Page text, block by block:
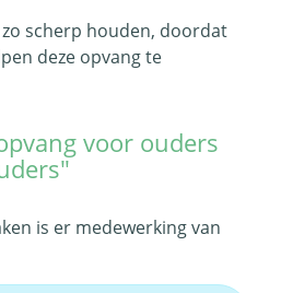
scherp houden, doordat
deze opvang te
voor ouders
is er medewerking van